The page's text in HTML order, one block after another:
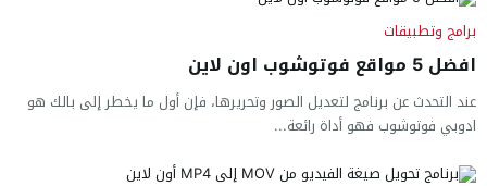
برامج وتطبيقات
افضل 5 مواقع فوتوشوب اون لاين
عند التحدث عن برنامج لتعديل الصور وتحريرها، فإن أول ما يخطر إلى بالك هو
ادوبي فوتوشوب فهو أداة رائعة...